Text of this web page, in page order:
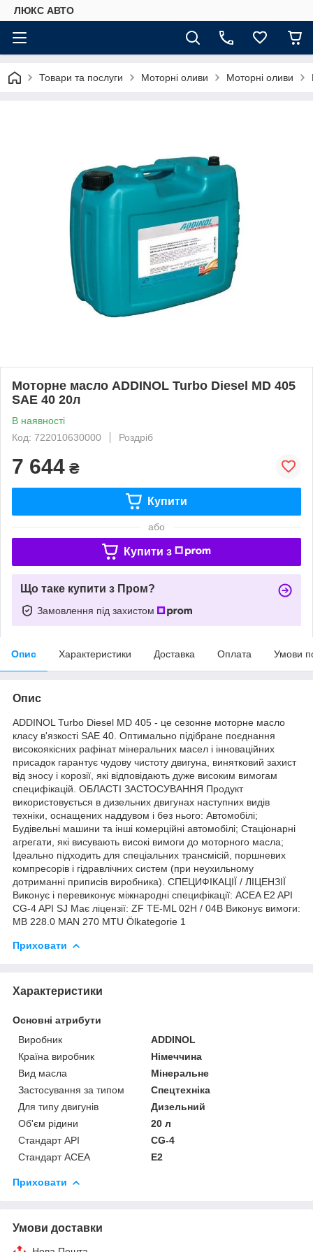
ЛЮКС АВТО
Товари та послуги Моторні оливи Моторні оливи
Моторне масло ADDINOL Turbo Diesel MD 405
SAE 40 20л
В наявності
Код: 722010630000
Роздріб
7 644 ₴
Купити
або
Купити з
Що таке купити з Пром?
Замовлення під захистом
Опис Характеристики Доставка Оплата Умови
Опис
ADDINOL Turbo Diesel MD 405 - це сезонне моторне масло
класу в'язкості SAE 40. Оптимально підібране поєднання
високоякісних рафінат мінеральних масел і інноваційних
присадок гарантує чудову чистоту двигуна, винятковий захист
від зносу і корозії, які відповідають дуже високим вимогам
специфікацій. ОБЛАСТІ ЗАСТОСУВАННЯ Продукт
використовується в дизельних двигунах наступних видів
техніки, оснащених наддувом і без нього: Автомобілі;
Будівельні машини та інші комерційні автомобілі; Стаціонарні
агрегати, які висувають високі вимоги до моторного масла;
Ідеально підходить для спеціальних трансмісій, поршневих
компресорів і гідравлічних систем (при неухильному
дотриманні приписів виробника). СПЕЦИФІКАЦІЇ / ЛІЦЕНЗІЇ
Виконує і перевиконує міжнародні специфікації: ACEA E2 API
CG-4 API SJ Має ліцензії: ZF TE-ML 02H / 04B Виконує вимоги:
MB 228.0 MAN 270 MTU Ölkategorie 1
Приховати
Характеристики
Основні атрибути
Виробник
ADDINOL
Країна виробник
Німеччина
Вид масла
Мінеральне
Застосування за типом
Спецтехніка
Для типу двигунів
Дизельний
Об'єм рідини
20 л
Стандарт API
CG-4
Стандарт ACEA
E2
Приховати
Умови доставки